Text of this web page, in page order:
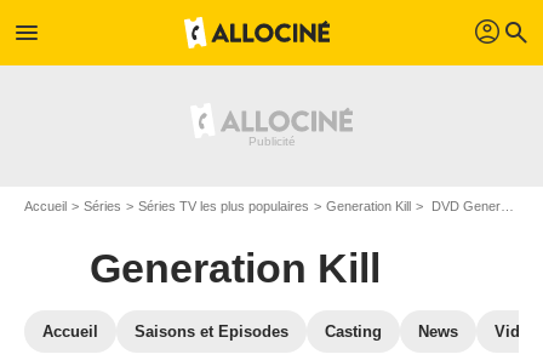
menu profil search
Accueil Séries Séries TV les plus populaires Generation Kill DVD Generation Kill
Generation Kill
Accueil Saisons et Episodes Casting News